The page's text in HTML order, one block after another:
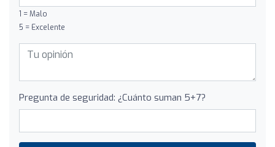
1 = Malo
5 = Excelente
Pregunta de seguridad: ¿Cuánto suman 5+7?